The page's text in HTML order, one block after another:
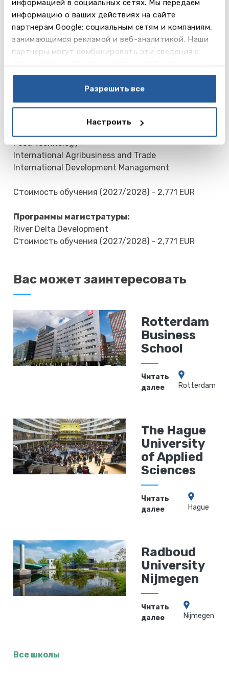
информацией в социальных сетях. Мы передаем
информацию о ваших действиях на сайте
партнерам Google: социальным сетям и компаниям,
занимающимся рекламой и веб-аналитикой. Наши
партнеры могут комбинировать эти сведения с
данными, которые они получили при использовании
Разрешить все
Настроить
Программы бакалавра:
Animal Husbandry – Equine, Sports and Business
Food Technology
International Agribusiness and Trade
International Development Management
Стоимость обучения (2027/2028) - 2,771 EUR
Программы магистратуры:
River Delta Development
Стоимость обучения (2027/2028) - 2,771 EUR
Вас может заинтересовать
Rotterdam
Business
School
Читать
далее
Rotterdam
The Hague
University
of Applied
Sciences
Читать
далее
Hague
Radboud
University
Nijmegen
Читать
далее
Nijmegen
Все школы